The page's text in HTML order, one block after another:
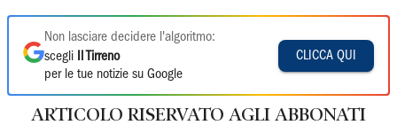
Non lasciare decidere l'algoritmo:
scegli
Il Tirreno
per le tue notizie su Google
CLICCA QUI
ARTICOLO RISERVATO AGLI ABBONATI